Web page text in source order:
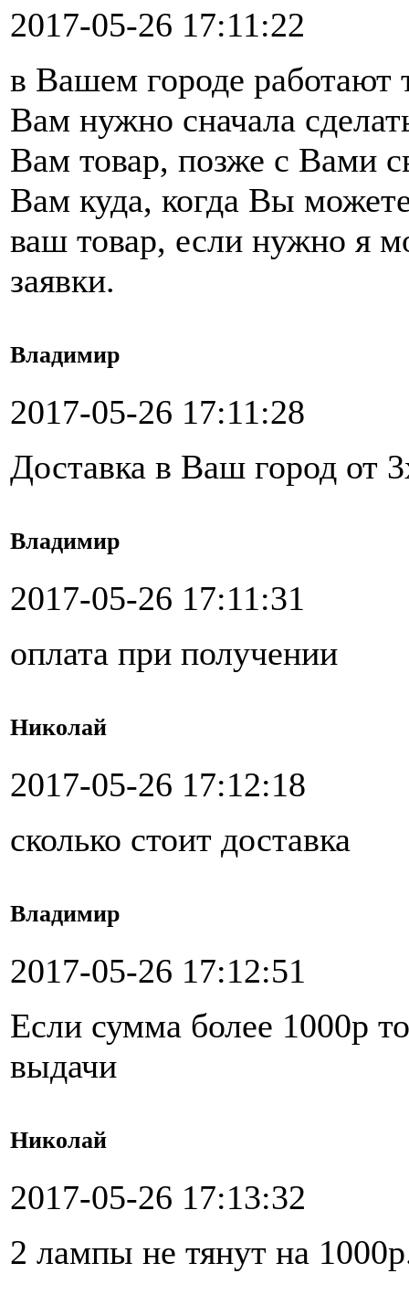
2017-05-26 17:11:22
в Вашем городе работают
Вам нужно сначала
Вам товар, позже с Вами
Вам куда, когда Вы
ваш товар, если нужно я
заявки.
Владимир
2017-05-26 17:11:28
Доставка в Ваш город от
Владимир
2017-05-26 17:11:31
оплата при получении
Николай
2017-05-26 17:12:18
сколько стоит доставка
Владимир
2017-05-26 17:12:51
Если сумма более 1000р
выдачи
Николай
2017-05-26 17:13:32
2 лампы не тянут на